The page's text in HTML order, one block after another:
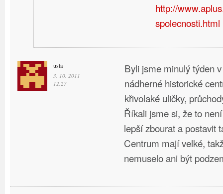
http://
spolecnosti.html
usta
3. 10. 2011
12.27
Byli jsme minulý týden
nádherné historické
křivolaké uličky,
Říkali jsme si, že to
lepší zbourat a postavit
Centrum mají velké,
nemuselo ani být